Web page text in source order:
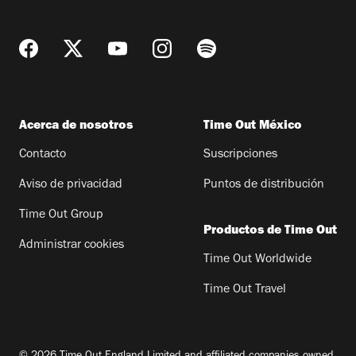
Acerca de nosotros
Contacto
Aviso de privacidad
Time Out Group
Administrar cookies
Time Out México
Suscripciones
Puntos de distribución
Productos de Time Out
Time Out Worldwide
Time Out Travel